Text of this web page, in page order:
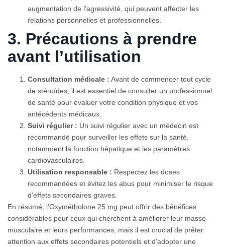
augmentation de l’agressivité, qui peuvent affecter les
relations personnelles et professionnelles.
3. Précautions à prendre
avant l’utilisation
Consultation médicale : Avant de commencer tout cycle
de stéroïdes, il est essentiel de consulter un professionnel
de santé pour évaluer votre condition physique et vos
antécédents médicaux.
Suivi régulier : Un suivi régulier avec un médecin est
recommandé pour surveiller les effets sur la santé,
notamment la fonction hépatique et les paramètres
cardiovasculaires.
Utilisation responsable : Respectez les doses
recommandées et évitez les abus pour minimiser le risque
d’effets secondaires graves.
En résumé, l’Oxymétholone 25 mg peut offrir des bénéfices
considérables pour ceux qui cherchent à améliorer leur masse
musculaire et leurs performances, mais il est crucial de prêter
attention aux effets secondaires potentiels et d’adopter une